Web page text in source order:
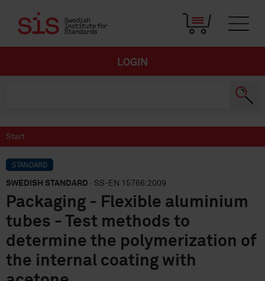
LOGIN
Start
STANDARD
SWEDISH STANDARD · SS-EN 15766:2009
Packaging - Flexible aluminium
tubes - Test methods to
determine the polymerization of
the internal coating with